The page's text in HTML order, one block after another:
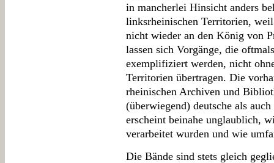
in mancherlei Hinsicht anders
linksrheinischen Territorien,
nicht wieder an den König von
lassen sich Vorgänge, die
exemplifiziert werden, nicht
Territorien übertragen. Die
rheinischen Archiven und
(überwiegend) deutsche als
erscheint beinahe unglaublich,
verarbeitet wurden und wie
Die Bände sind stets gleich